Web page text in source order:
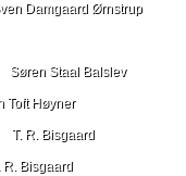
Damgaard Ørnstrup
Søren Staal Balslev
Toft Høyner
T. R. Bisgaard
R. Bisgaard